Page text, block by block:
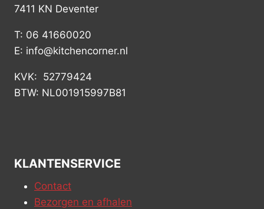
7411 KN Deventer
T: 06 41660020
E: info@kitchencorner.nl
KVK: 52779424
BTW: NL001915997B81
KLANTENSERVICE
Contact
Bezorgen en afhalen